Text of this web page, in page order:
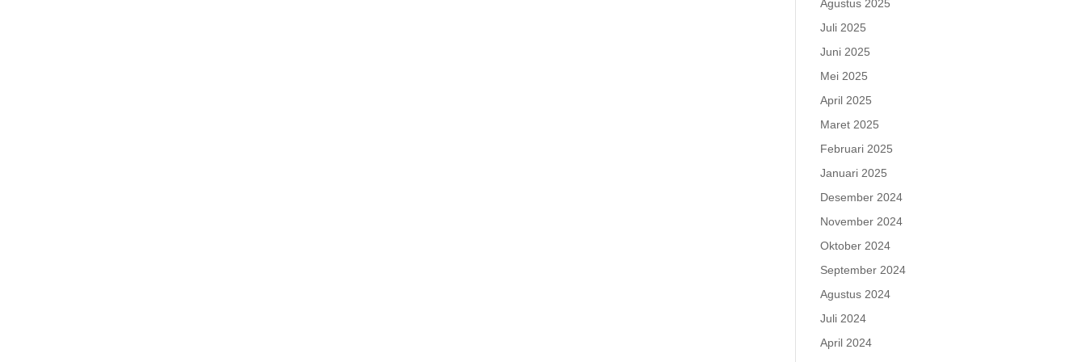
Agustus 2025
Juli 2025
Juni 2025
Mei 2025
April 2025
Maret 2025
Februari 2025
Januari 2025
Desember 2024
November 2024
Oktober 2024
September 2024
Agustus 2024
Juli 2024
April 2024